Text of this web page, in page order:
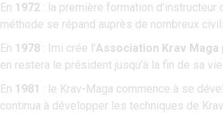
En 1972 : la première formation
méthode se répand auprès de nombreux
En 1978 : Imi crée l’Association Krav Maga
en restera le président jusqu’à la fin de sa vie.
En 1981 : le Krav-Maga commence à se
continua à développer les techniques de